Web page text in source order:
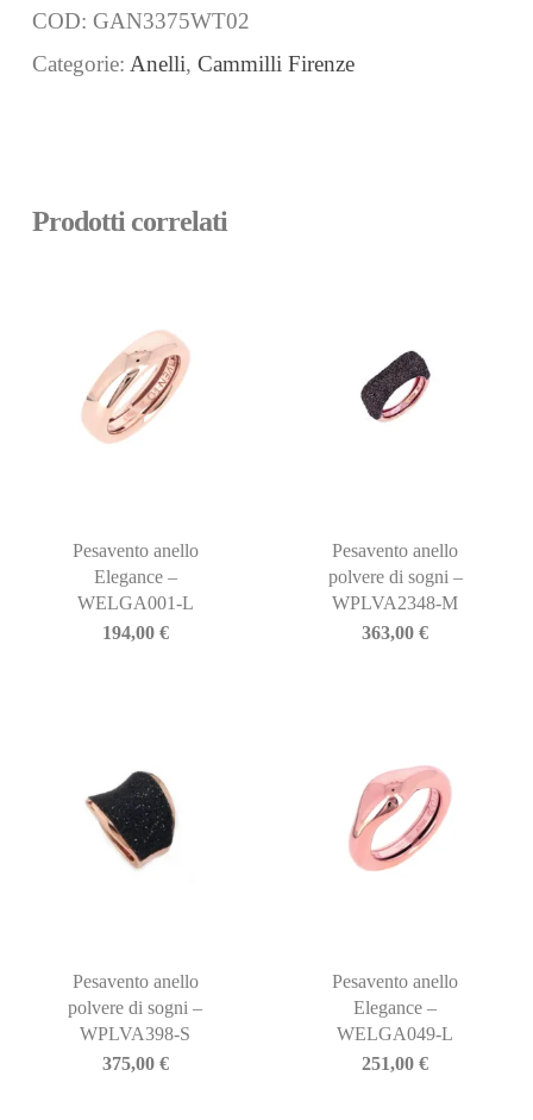
COD: GAN3375WT02
Categorie: Anelli, Cammilli Firenze
Prodotti correlati
Pesavento anello
Elegance –
WELGA001-L
194,00 €
Pesavento anello
polvere di sogni –
WPLVA2348-M
363,00€
Pesavento anello
polvere di sogni –
WPLVA398-S
375,00 €
Pesavento anello
Elegance –
WELGA049-L
251,00€